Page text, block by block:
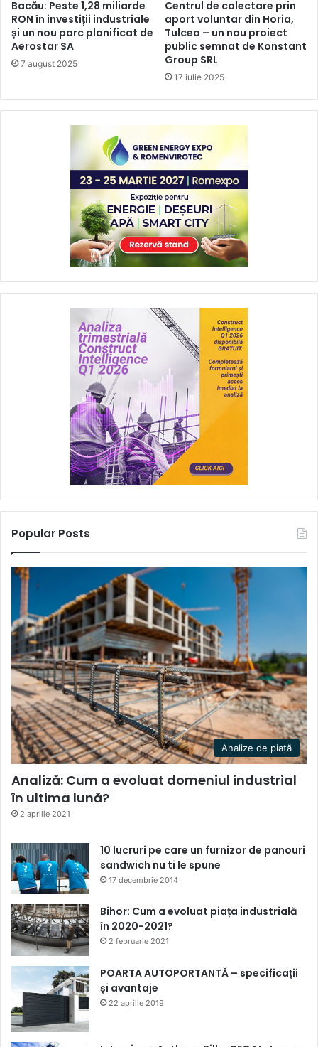
Bacău: Peste 1,28 miliarde
RON în investiții industriale
și un nou parc planificat de
Aerostar SA
7 august 2025
Centrul de colectare prin
aport voluntar din Horia,
Tulcea – un nou proiect
public semnat de Konstant
Group SRL
17 iulie 2025
Popular Posts
Analize de piață
Analiză: Cum a evoluat domeniul industrial
în ultima lună?
2 aprilie 2021
10 lucruri pe care un furnizor de panouri
sandwich nu ti le spune
17 decembrie 2014
Bihor: Cum a evoluat piața industrială
în 2020-2021?
2 februarie 2021
POARTA AUTOPORTANTĂ – specificații
și avantaje
22 aprilie 2019